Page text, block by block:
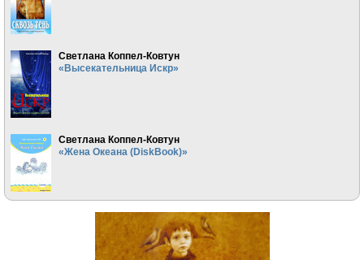
Светлана Коппел-Ковтун
«Высекательница Искр»
Светлана Коппел-Ковтун
«Жена Океана (DiskBook)»